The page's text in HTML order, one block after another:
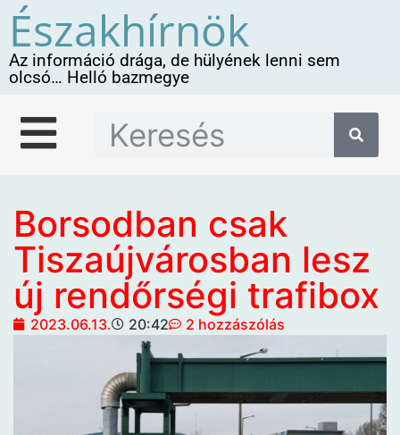
Északhírnök
Az információ drága, de hülyének lenni sem
olcsó… Helló bazmegye
Borsodban csak
Tiszaújvárosban lesz
új rendőrségi trafibox
2023.06.13. 20:42 2 hozzászólás